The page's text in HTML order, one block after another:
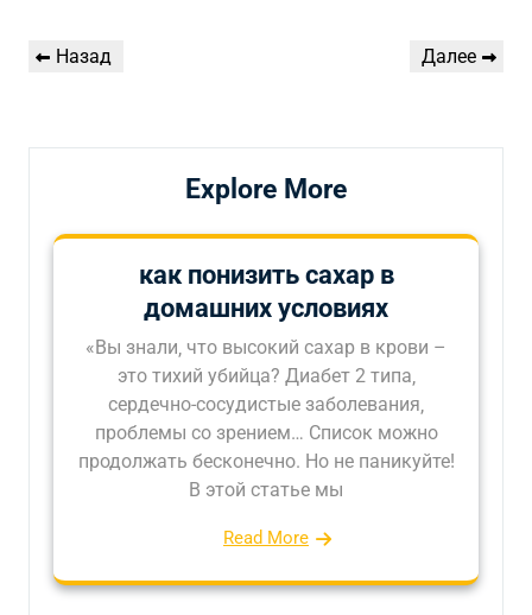
по
Предыдущая
Назад
Следующая
Далее
Explore More
как понизить сахар в
домашних условиях
«Вы знали‚ что высокий сахар в крови –
это тихий убийца? Диабет 2 типа‚
сердечно-сосудистые заболевания‚
проблемы со зрением… Список можно
продолжать бесконечно. Но не паникуйте!
В этой статье мы
Read More